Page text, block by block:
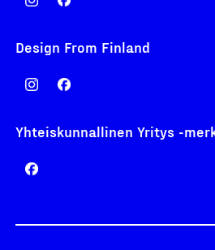
Design From Finland
Yhteiskunnallinen Yritys -